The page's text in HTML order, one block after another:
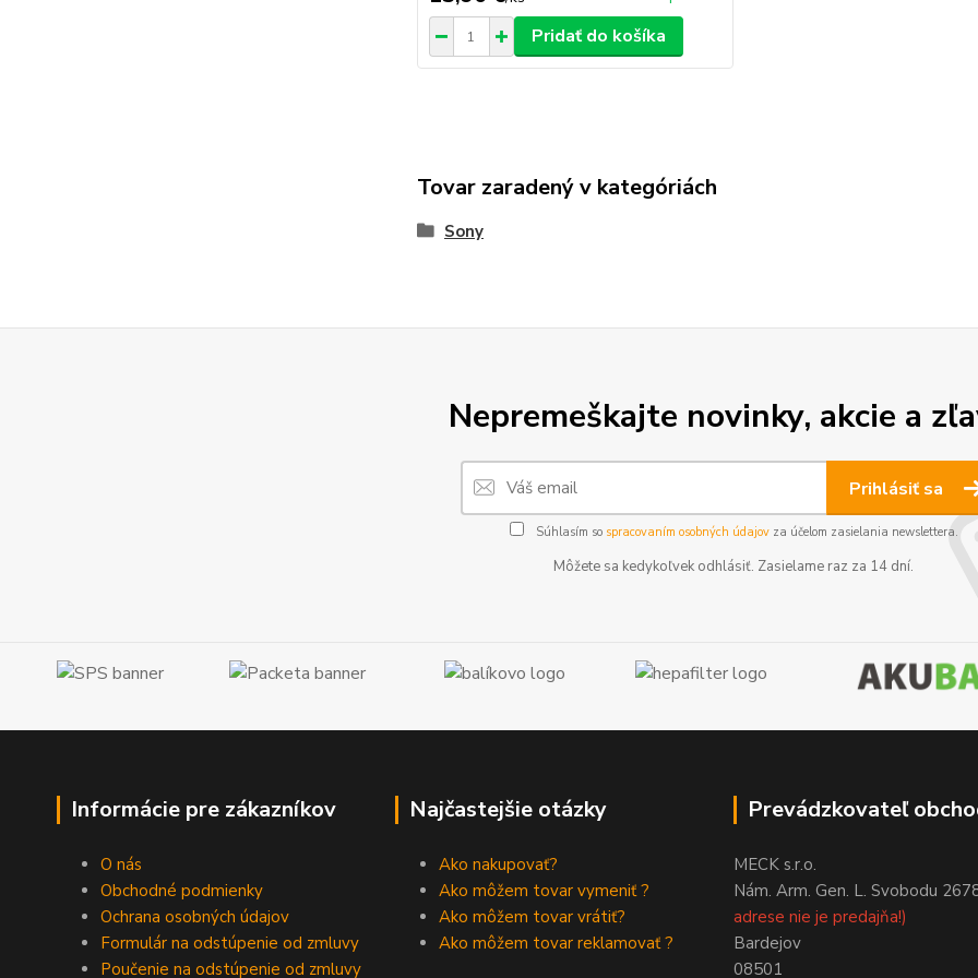
Pridať do košíka
Tovar zaradený v kategóriách
Sony
Nepremeškajte novinky, akcie a
Prihlásiť sa
Súhlasím so spracovaním osobných údajovza účelom zasielania newslettera.
Môžete sa kedykoľvek odhlásiť. Zasielame raz za 14 dní.
Informácie pre zákazníkov
O nás
Obchodné podmienky
Ochrana osobných údajov
Formulár na odstúpenie od zmluvy
Poučenie na odstúpenie od zmluvy
Najčastejšie otázky
Ako nakupovať?
Ako môžem tovar vymeniť ?
Ako môžem tovar vrátiť?
Ako môžem tovar reklamovať ?
Prevádzkovateľ
MECK s.r.o.
Nám. Arm. Gen. L. Svobodu
adrese nie je predajňa!)
Bardejov
08501